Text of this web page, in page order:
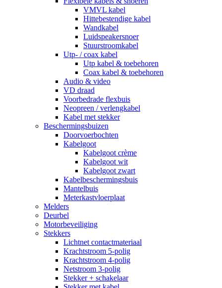
VMVL kabel
Hittebestendige kabel
Wandkabel
Luidspeakersnoer
Stuurstroomkabel
Utp- / coax kabel
Utp kabel & toebehoren
Coax kabel & toebehoren
Audio & video
VD draad
Voorbedrade flexbuis
Neopreen / verlengkabel
Kabel met stekker
Beschermingsbuizen
Doorvoerbochten
Kabelgoot
Kabelgoot crème
Kabelgoot wit
Kabelgoot zwart
Kabelbeschermingsbuis
Mantelbuis
Meterkastvloerplaat
Melders
Deurbel
Motorbeveiliging
Stekkers
Lichtnet contactmateriaal
Krachtstroom 5-polig
Krachtstroom 4-polig
Netstroom 3-polig
Stekker + schakelaar